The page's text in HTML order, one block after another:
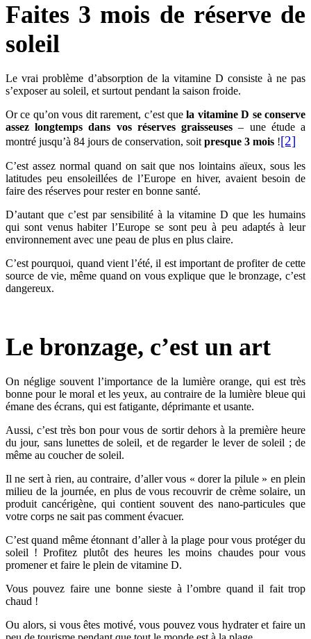
Faites 3 mois de réserve de
soleil
Le vrai problème d’absorption de la vitamine D consiste à ne pas
s’exposer au soleil, et surtout pendant la saison froide.
Or ce qu’on vous dit rarement, c’est quela vitamine D se conserve
assez longtemps dans vos réserves graisseuses – une étude a
montré jusqu’à 84 jours de conservation, soit presque 3 mois ![2]
C’est assez normal quand on sait que nos lointains aïeux, sous les
latitudes peu ensoleillées de l’Europe en hiver, avaient besoin de
faire des réserves pour rester en bonne santé.
D’autant que c’est par sensibilité à la vitamine D que les humains
qui sont venus habiter l’Europe se sont peu à peu adaptés à leur
environnement avec une peau de plus en plus claire.
C’est pourquoi, quand vient l’été, il est important de profiter de cette
source de vie, même quand on vous explique que le bronzage, c’est
dangereux.
Le bronzage, c’est un art
On néglige souvent l’importance de la lumière orange, qui est très
bonne pour le moral et les yeux, au contraire de la lumière bleue qui
émane des écrans, qui est fatigante, déprimante et usante.
Aussi, c’est très bon pour vous de sortir dehors à la première heure
du jour, sans lunettes de soleil, et de regarder le lever de soleil ; de
même au coucher de soleil.
Il ne sert à rien, au contraire, d’aller vous « dorer la pilule » en plein
milieu de la journée, en plus de vous recouvrir de crème solaire, un
produit cancérigène, qui contient souvent des nano-particules que
votre corps ne sait pas comment évacuer.
C’est quand même étonnant d’aller à la plage pour vous protéger du
soleil ! Profitez plutôt des heures les moins chaudes pour vous
promener et faire le plein de vitamine D.
Vous pouvez faire une bonne sieste à l’ombre quand il fait trop
chaud !
Ou alors, si vous êtes motivé, vous pouvez vous hydrater et faire un